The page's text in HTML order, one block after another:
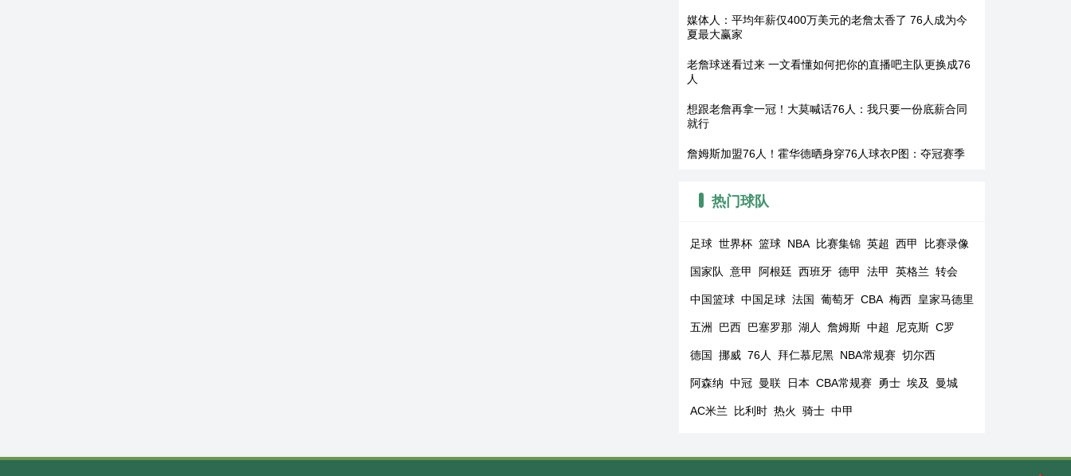
媒体人：平均年薪仅400万美元的老詹太香了 76人成为今
夏最大赢家
老詹球迷看过来 一文看懂如何把你的直播吧主队更换成76
人
想跟老詹再拿一冠！大莫喊话76人：我只要一份底薪合同
就行
詹姆斯加盟76人！霍华德晒身穿76人球衣P图：夺冠赛季
热门球队
足球 世界杯 篮球 NBA 比赛集锦 英超 西甲 比赛录像
国家队 意甲 阿根廷 西班牙 德甲 法甲 英格兰 转会
中国篮球 中国足球 法国 葡萄牙 CBA 梅西 皇家马德里
五洲 巴西 巴塞罗那 湖人 詹姆斯 中超 尼克斯 C罗
德国 挪威 76人 拜仁慕尼黑 NBA常规赛 切尔西
阿森纳 中冠 曼联 日本 CBA常规赛 勇士 埃及 曼城
AC米兰 比利时 热火 骑士 中甲